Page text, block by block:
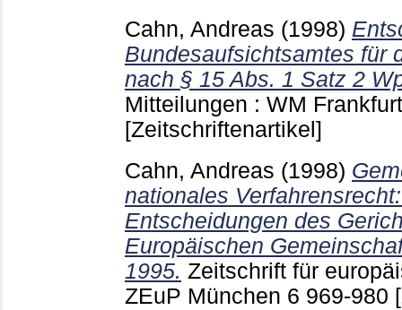
Cahn, Andreas (1998)
Bundesaufsichtsamtes für
nach § 15 Abs. 1 Satz 2
Mitteilungen : WM
[Zeitschriftenartikel]
Cahn, Andreas (1998)
nationales
Entscheidungen des
Europäischen
1995. Zeitschrift für
ZEuP München 6 969-980